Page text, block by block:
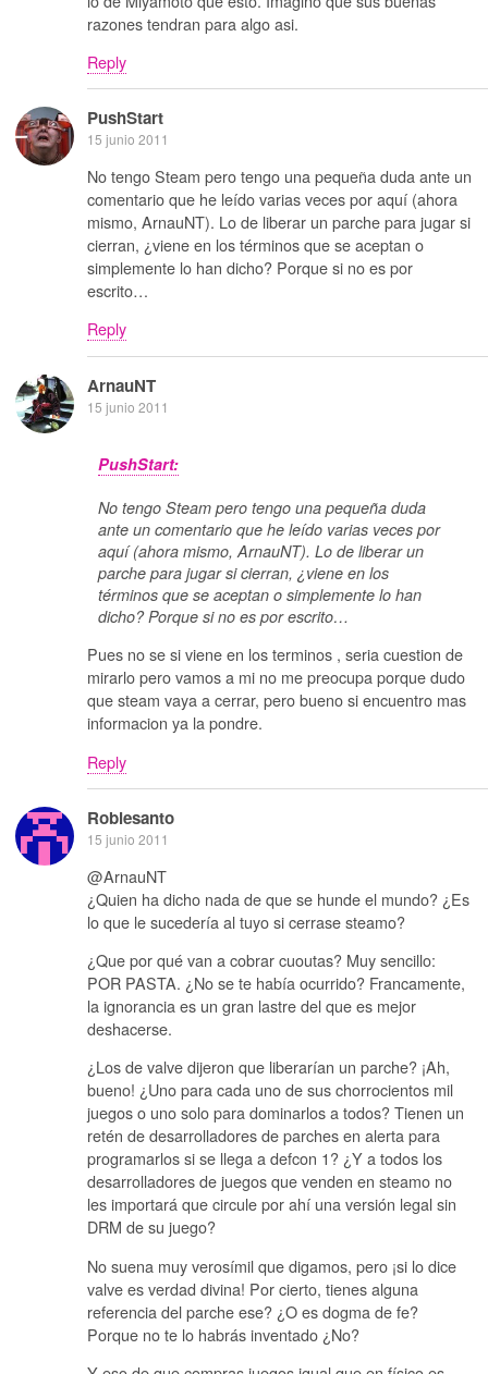
razones tendran para algo asi.
Reply
PushStart
15 junio 2011
No tengo Steam pero tengo una pequeña duda ante un
comentario que he leído varias veces por aquí (ahora
mismo, ArnauNT). Lo de liberar un parche para jugar si
cierran, ¿viene en los términos que se aceptan o
simplemente lo han dicho? Porque si no es por
escrito…
Reply
ArnauNT
15 junio 2011
PushStart:
No tengo Steam pero tengo una pequeña duda
ante un comentario que he leído varias veces por
aquí (ahora mismo, ArnauNT). Lo de liberar un
parche para jugar si cierran, ¿viene en los
términos que se aceptan o simplemente lo han
dicho? Porque si no es por escrito…
Pues no se si viene en los terminos , seria cuestion de
mirarlo pero vamos a mi no me preocupa porque dudo
que steam vaya a cerrar, pero bueno si encuentro mas
informacion ya la pondre.
Reply
Roblesanto
15 junio 2011
@ArnauNT
¿Quien ha dicho nada de que se hunde el mundo? ¿Es
lo que le sucedería al tuyo si cerrase steamo?
¿Que por qué van a cobrar cuoutas? Muy sencillo:
POR PASTA. ¿No se te había ocurrido? Francamente,
la ignorancia es un gran lastre del que es mejor
deshacerse.
¿Los de valve dijeron que liberarían un parche? ¡Ah,
bueno! ¿Uno para cada uno de sus chorrocientos mil
juegos o uno solo para dominarlos a todos? Tienen un
retén de desarrolladores de parches en alerta para
programarlos si se llega a defcon 1? ¿Y a todos los
desarrolladores de juegos que venden en steamo no
les importará que circule por ahí una versión legal sin
DRM de su juego?
No suena muy verosímil que digamos, pero ¡si lo dice
valve es verdad divina! Por cierto, tienes alguna
referencia del parche ese? ¿O es dogma de fe?
Porque no te lo habrás inventado ¿No?